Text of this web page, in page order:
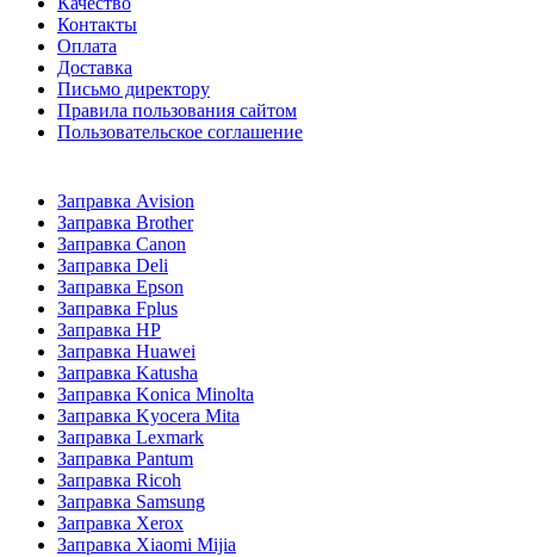
Контакты
Оплата
Доставка
Письмо директору
Правила пользования сайтом
Пользовательское соглашение
Заправка Avision
Заправка Brother
Заправка Canon
Заправка Deli
Заправка Epson
Заправка Fplus
Заправка HP
Заправка Huawei
Заправка Katusha
Заправка Konica Minolta
Заправка Kyocera Mita
Заправка Lexmark
Заправка Pantum
Заправка Ricoh
Заправка Samsung
Заправка Xerox
Заправка Xiaomi Mijia